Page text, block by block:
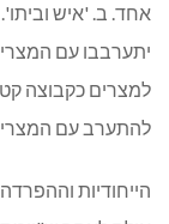
אחד. ב. 'איש
יתערבבו עם
למצרים כקבוצה
להתערב עם
הייחודיות